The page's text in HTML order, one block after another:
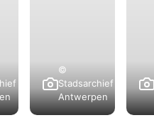
©
Stadsarchief
Antwerpen